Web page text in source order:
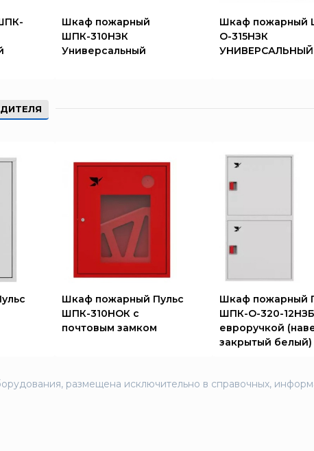
Шкаф пожарный
ШПК-310НЗК
Универсальный
Шкаф пожарный
О-315НЗК
УНИВЕРСАЛЬНЫЙ
Шкаф пожарный Пульс
ШПК-310НОК с
почтовым замком
Шкаф пожарный
ШПК-О-320-
евроручкой
закрытый белый)
размещена исключительно в справочных,